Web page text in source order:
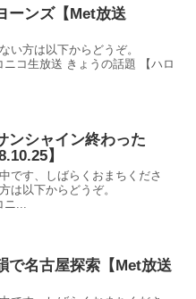
ーンズ【Met放送
い方は以下からどうぞ。
ニコ生放送 きょうの話題 【ハロ
ンシャイン終わった
】
です、しばらくおまちくださ
は以下からどうぞ。
...
で名古屋探索【Met放送